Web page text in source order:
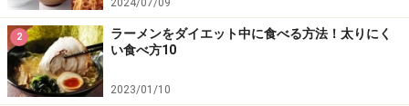
2024/07/09
2
ラーメンをダイエット中に食べる方法！太りにく
い食べ方10
2023/01/10